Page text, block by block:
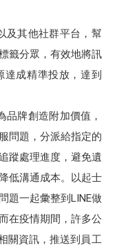
及其他社群平台，幫
籤分眾，有效地將訊
達成精準投放，達到
品牌創造附加價值，
問題，分派給指定的
蹤處理進度，避免遺
低溝通成本。以起士
題一起彙整到LINE做
在疫情期間，許多公
關資訊，推送到員工